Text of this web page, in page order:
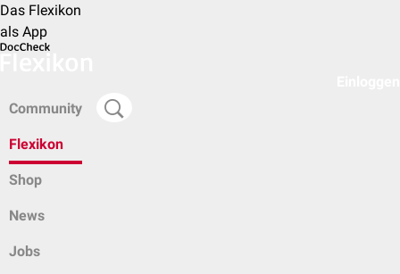
Das Flexikon
als App
Community
Flexikon
Shop
News
Jobs